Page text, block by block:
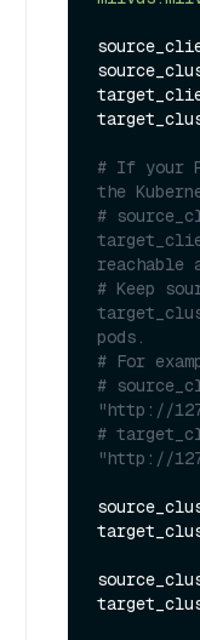
# If your
the
#
reachable
# Keep
pods.
# For
#
"http://
#
"http://